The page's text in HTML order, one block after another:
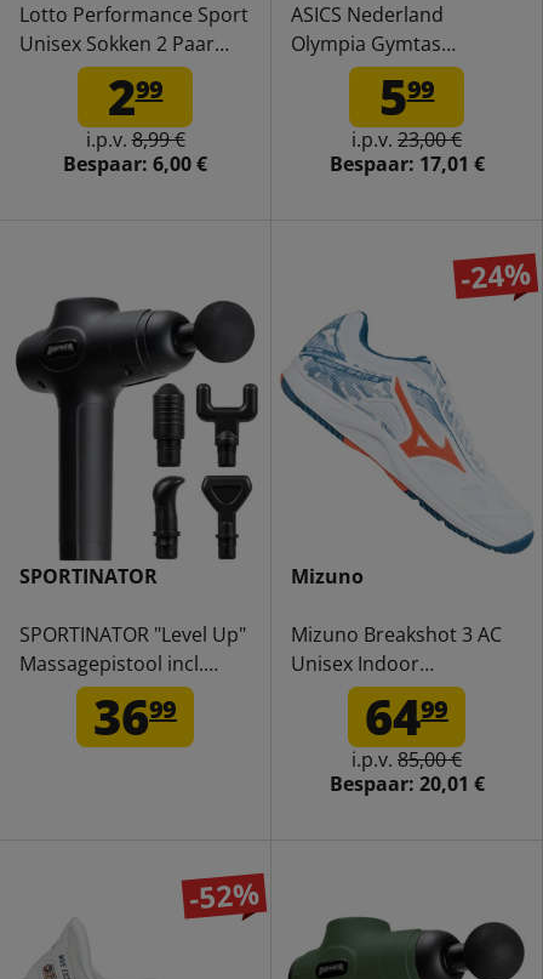
Lotto Performance Sport
Unisex Sokken 2 Paar
LOTTO005B-VGT-HI PP
299
i.p.v.8,99 €
Bespaar: 6,00 €
ASICS Nederland
Olympia Gymtas
3093A046-90NE
599
i.p.v. 23,00 €
Bespaar: 17,01 €
SPORTINATOR
SPORTINATOR "Level Up"
Massagepistool incl.
accessoires zwart
3699
-24%
Mizuno
Mizuno Breakshot 3 AC
Unisex Indoor
Tennisschoenen
61GA2140-30
6499
i.p.v. 85,00 €
Bespaar: 20,01 €
-52%